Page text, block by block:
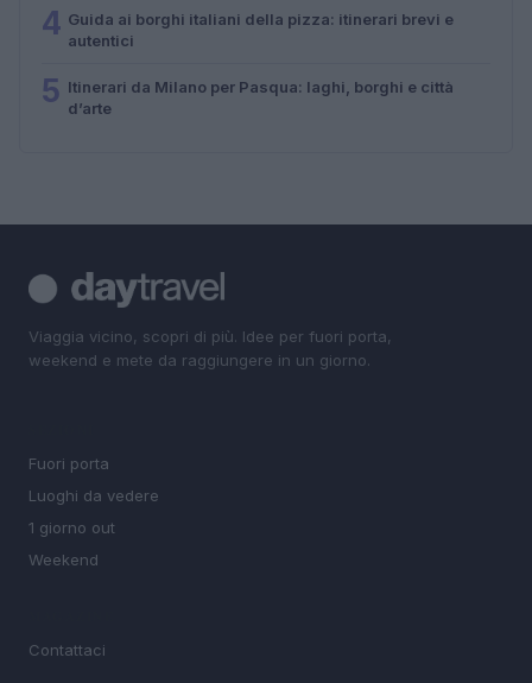
4 Guida ai borghi italiani della pizza: itinerari brevi e
autentici
5 Itinerari da Milano per Pasqua: laghi, borghi e città
d’arte
Viaggia vicino, scopri di più. Idee per fuori porta,
weekend e mete da raggiungere in un giorno.
Fuori porta
Luoghi da vedere
1 giorno out
Weekend
Contattaci